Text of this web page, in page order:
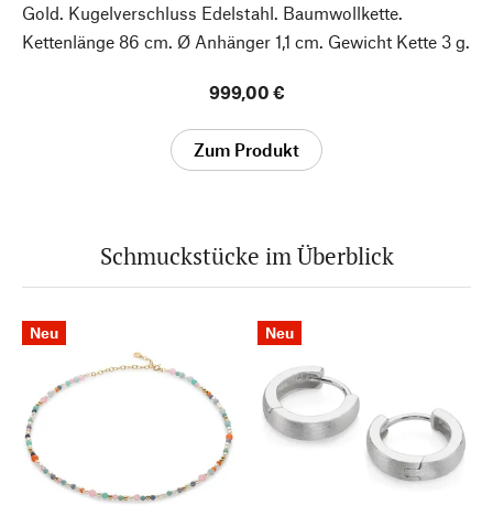
Gold. Kugelverschluss Edelstahl. Baumwollkette.
Kettenlänge 86 cm. Ø Anhänger 1,1 cm. Gewicht Kette 3 g.
999,00 €
Zum Produkt
Schmuckstücke im Überblick
Neu Neu